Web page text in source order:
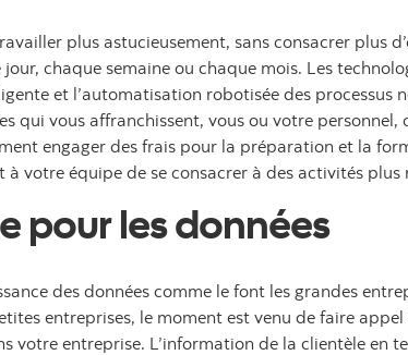
plus astucieusement, sans consacrer plus
chaque semaine ou chaque mois. Les
et l’automatisation robotisée des processus
qui vous affranchissent, vous ou votre personnel,
engager des frais pour la préparation et la
votre équipe de se consacrer à des activités
pour les données
des données comme le font les grandes
entreprises, le moment est venu de faire
votre entreprise. L’information de la clientèle en